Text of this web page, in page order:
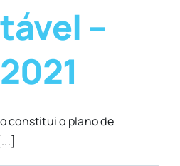
–
constitui o plano de